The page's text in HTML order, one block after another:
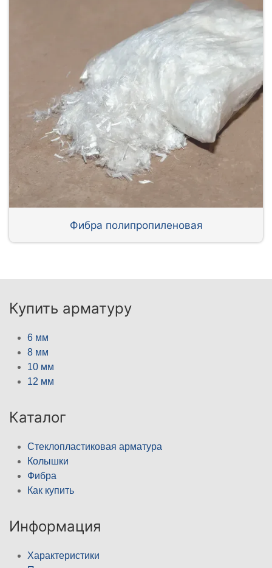
Фибра полипропиленовая
Купить арматуру
6 мм
8 мм
10 мм
12 мм
Каталог
Стеклопластиковая арматура
Колышки
Фибра
Как купить
Информация
Характеристики